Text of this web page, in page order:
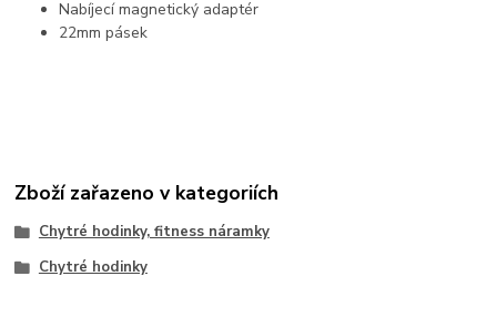
Nabíjecí magnetický adaptér
22mm pásek
Zboží zařazeno v kategoriích
Chytré hodinky, fitness náramky
Chytré hodinky